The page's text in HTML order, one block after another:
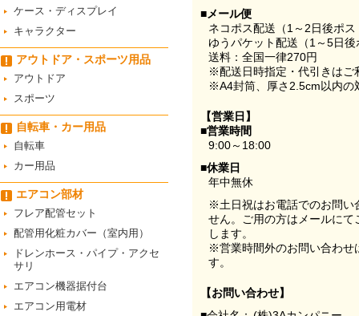
ケース・ディスプレイ
キャラクター
アウトドア・スポーツ用品
アウトドア
スポーツ
自転車・カー用品
自転車
カー用品
エアコン部材
フレア配管セット
配管用化粧カバー（室内用）
ドレンホース・パイプ・アクセ
サリ
エアコン機器据付台
エアコン用電材
■メール便
ネコポス配送（1～2日後ポ
ゆうパケット配送（1～5日
送料：全国一律270円
※配送日時指定・代引きはご
※A4封筒、厚さ2.5cm以内の
【営業日】
■営業時間
9:00～18:00
■休業日
年中無休
※土日祝はお電話でのお問い
せん。ご用の方はメールに
します。
※営業時間外のお問い合わせ
す。
【お問い合わせ】